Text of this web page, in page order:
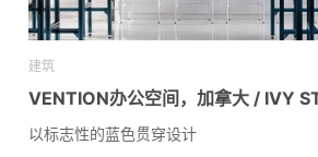
建筑
VENTION办公空间，加拿大 / IVY
以标志性的蓝色贯穿设计